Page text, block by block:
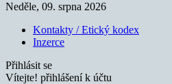
Neděle, 09. srpna 2026
Kontakty / Etický kodex
Inzerce
Přihlásit se
Vítejte! přihlášení k účtu